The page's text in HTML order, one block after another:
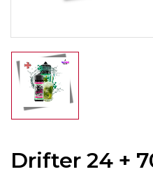
Drifter 24 +